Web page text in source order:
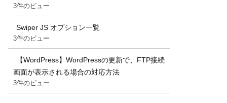
3件のビュー
Swiper JS オプション一覧
3件のビュー
【WordPress】WordPressの更新で、FTP接続
画面が表示される場合の対応方法
3件のビュー